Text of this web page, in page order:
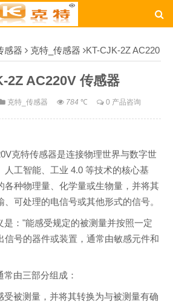
感器 克特_传感器 KT-CJK-2Z AC220
2Z AC220V 传感器
克特_传感器 784 ℃ 0 产品咨询
克特传感器是连接物理世界与数字世
人工智能、工业 4.0 等技术的核心基
各种物理量、化学量或生物量，并将其
可处理的电信号或其他形式的信号。
是："能感受规定的被测量并按照一定
信号的器件或装置，通常由敏感元件和
由三部分组成：
受被测量，并将其转换为与被测量有确